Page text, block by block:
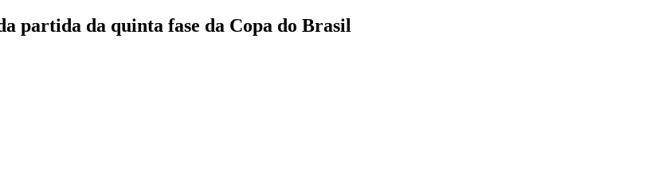
partida da quinta fase da Copa do Brasil